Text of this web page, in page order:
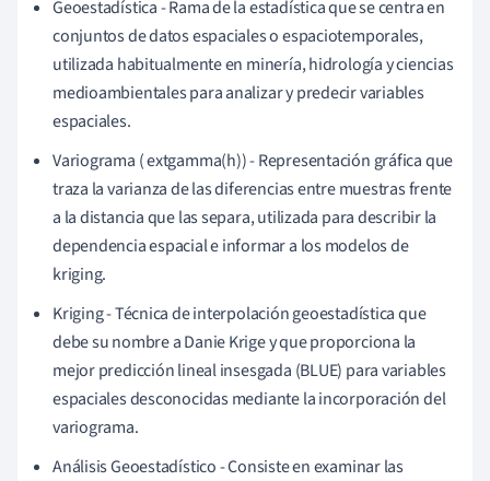
Geoestadística - Rama de la estadística que se centra en
conjuntos de datos espaciales o espaciotemporales,
utilizada habitualmente en minería, hidrología y ciencias
medioambientales para analizar y predecir variables
espaciales.
Variograma ( extgamma(h)) - Representación gráfica que
traza la varianza de las diferencias entre muestras frente
a la distancia que las separa, utilizada para describir la
dependencia espacial e informar a los modelos de
kriging.
Kriging - Técnica de interpolación geoestadística que
debe su nombre a Danie Krige y que proporciona la
mejor predicción lineal insesgada (BLUE) para variables
espaciales desconocidas mediante la incorporación del
variograma.
Análisis Geoestadístico - Consiste en examinar las